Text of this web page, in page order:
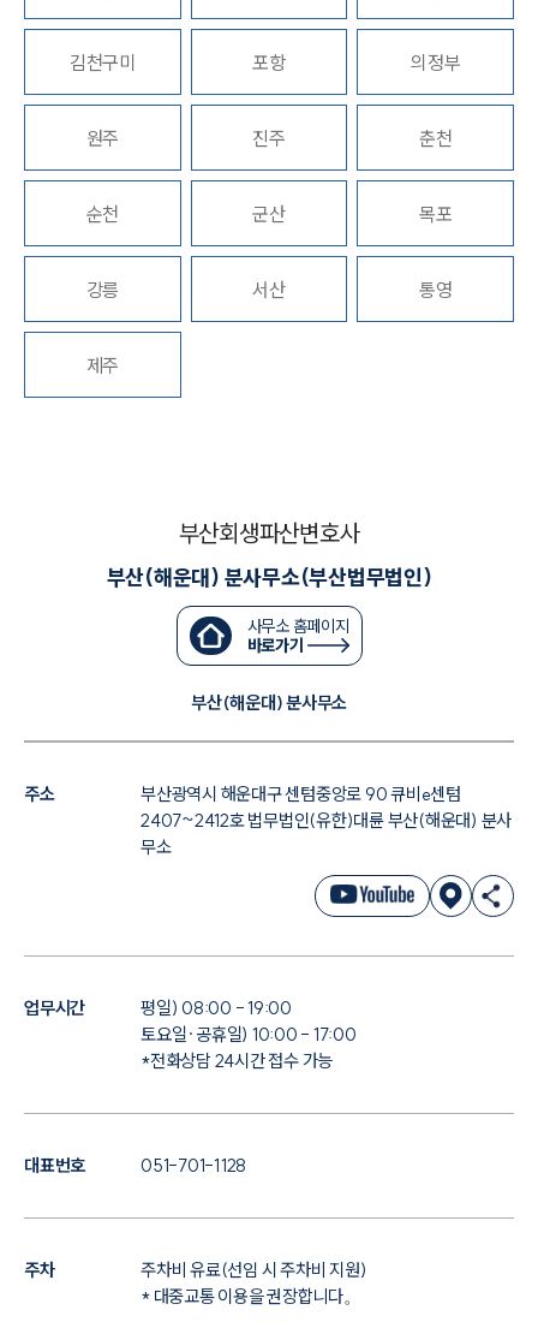
소식/자료
언론보도
공지사항
법률서식
뉴스레터/브로슈어
김천구미 포항 의정부
원주 진주 춘천
순천 군산 목포
강릉 서산 통영
제주
부산회생파산변호사
부산(해운대) 분사무소(부산법무법인)
사무소 홈페이지
바로가기
부산(해운대) 분사무소
주소
부산광역시 해운대구 센텀중앙로 90 큐비e센텀
2407~2412호 법무법인(유한)대륜 부산(해운대) 분사
무소
업무시간
평일) 08:00 - 19:00
토요일·공휴일) 10:00 - 17:00
*전화상담 24시간 접수 가능
대표번호 051-701-1128
주차
주차비 유료(선임 시 주차비 지원)
* 대중교통 이용을 권장합니다。